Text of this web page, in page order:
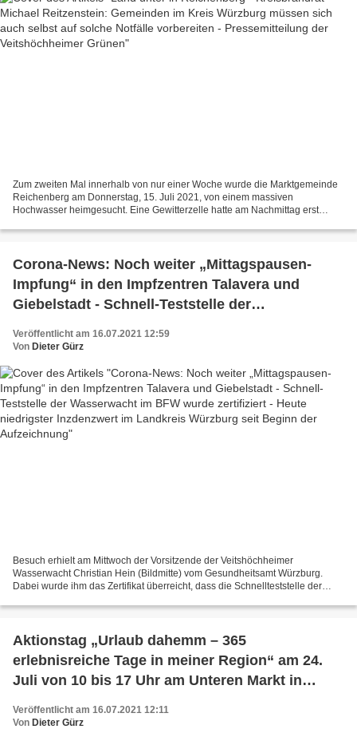
Zum zweiten Mal innerhalb von nur einer Woche wurde die Marktgemeinde
Reichenberg am Donnerstag, 15. Juli 2021, von einem massiven
Hochwasser heimgesucht. Eine Gewitterzelle hatte am Nachmittag erst
Corona-News: Noch weiter „Mittagspausen-
Impfung“ in den Impfzentren Talavera und
Giebelstadt - Schnell-Teststelle der
niedrigster Inzdenzwert im Landkreis Würzburg
Veröffentlicht am 16.07.2021 12:59
Von Dieter Gürz
Besuch erhielt am Mittwoch der Vorsitzende der Veitshöchheimer
Wasserwacht Christian Hein (Bildmitte) vom Gesundheitsamt Würzburg.
Dabei wurde ihm das Zertifikat überreicht, dass die Schnellteststelle der
Aktionstag „Urlaub dahemm – 365
erlebnisreiche Tage in meiner Region“ am 24.
Juli von 10 bis 17 Uhr am Unteren Markt in
und ZweiUferLand e.V. sind dabei
Veröffentlicht am 16.07.2021 12:11
Von Dieter Gürz